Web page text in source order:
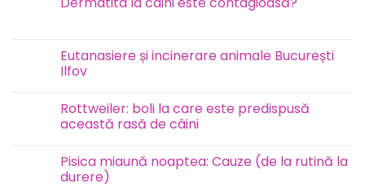
FAVN
pisici
Dermatita
la
câini
Eutanasiere și incinerare animale București
Ilfov
la
Eutanasiere
și
București
Ilfov
Rottweiler: boli la care este predispusă
această rasă de câini
la
Rottweiler:
boli
Pisica miaună noaptea: Cauze (de la rutină la
durere)